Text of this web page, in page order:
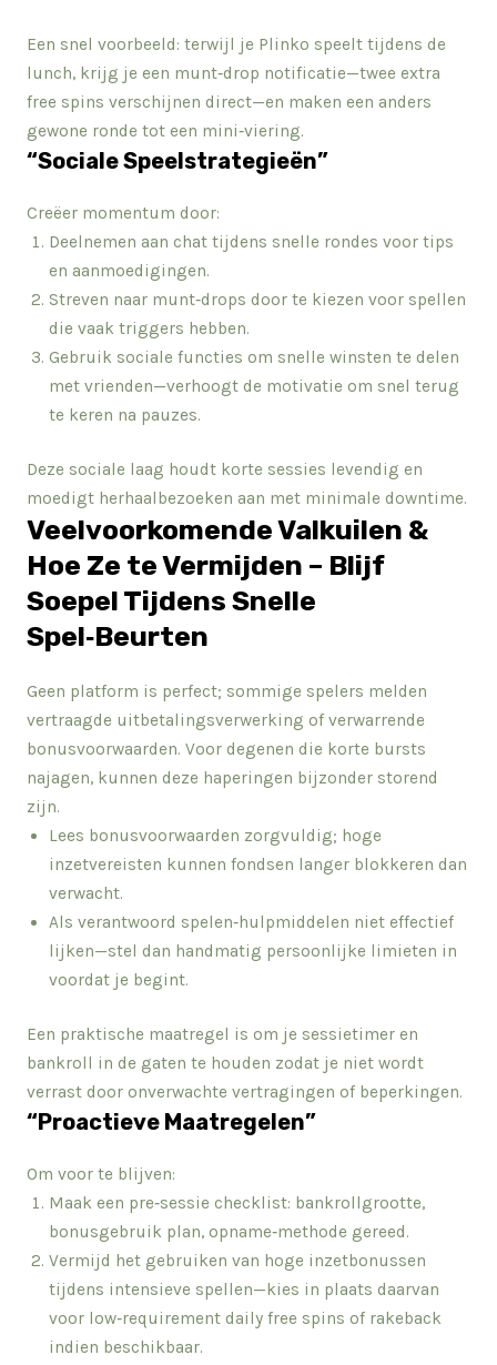
Een snel voorbeeld: terwijl je Plinko speelt tijdens de
lunch, krijg je een munt‑drop notificatie—twee extra
free spins verschijnen direct—en maken een anders
gewone ronde tot een mini‑viering.
“Sociale Speelstrategieën”
Creëer momentum door:
Deelnemen aan chat tijdens snelle rondes voor tips
en aanmoedigingen.
Streven naar munt‑drops door te kiezen voor spellen
die vaak triggers hebben.
Gebruik sociale functies om snelle winsten te delen
met vrienden—verhoogt de motivatie om snel terug
te keren na pauzes.
Deze sociale laag houdt korte sessies levendig en
moedigt herhaalbezoeken aan met minimale downtime.
Veelvoorkomende Valkuilen &
Hoe Ze te Vermijden – Blijf
Soepel Tijdens Snelle
Spel‑Beurten
Geen platform is perfect; sommige spelers melden
vertraagde uitbetalingsverwerking of verwarrende
bonusvoorwaarden. Voor degenen die korte bursts
najagen, kunnen deze haperingen bijzonder storend
zijn.
Lees bonusvoorwaarden zorgvuldig; hoge
inzetvereisten kunnen fondsen langer blokkeren dan
verwacht.
Als verantwoord spelen‑hulpmiddelen niet effectief
lijken—stel dan handmatig persoonlijke limieten in
voordat je begint.
Een praktische maatregel is om je sessietimer en
bankroll in de gaten te houden zodat je niet wordt
verrast door onverwachte vertragingen of beperkingen.
“Proactieve Maatregelen”
Om voor te blijven:
Maak een pre‑sessie checklist: bankrollgrootte,
bonusgebruik plan, opname‑methode gereed.
Vermijd het gebruiken van hoge inzetbonussen
tijdens intensieve spellen—kies in plaats daarvan
voor low‑requirement daily free spins of rakeback
indien beschikbaar.